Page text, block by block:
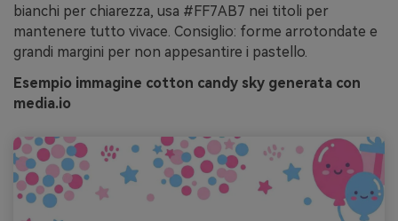
bianchi per chiarezza, usa #FF7AB7 nei titoli per
mantenere tutto vivace. Consiglio: forme arrotondate e
grandi margini per non appesantire i pastello.
Esempio immagine cotton candy sky generata con
media.io